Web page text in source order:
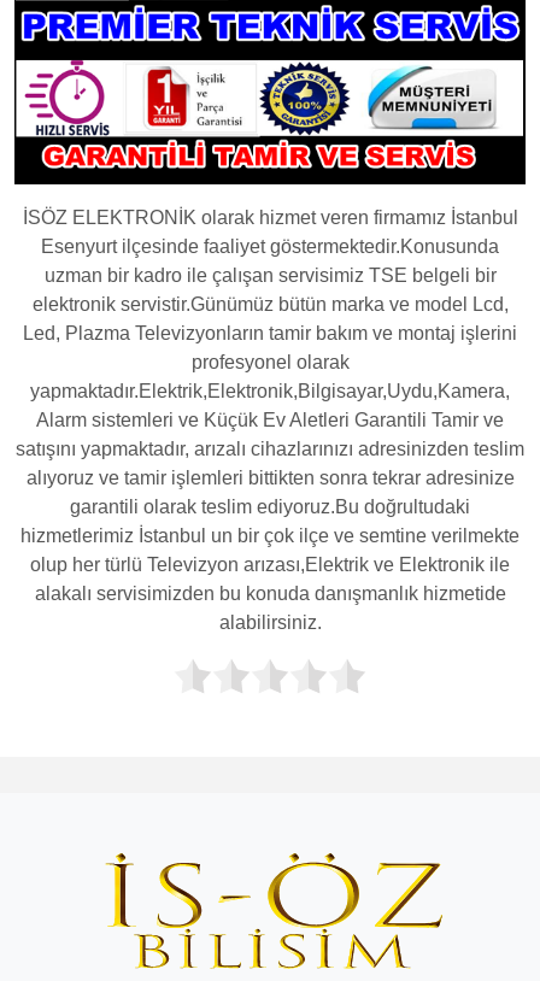
İSÖZ ELEKTRONİK olarak hizmet veren firmamız İstanbul
Esenyurt ilçesinde faaliyet göstermektedir.Konusunda
uzman bir kadro ile çalışan servisimiz TSE belgeli bir
elektronik servistir.Günümüz bütün marka ve model Lcd,
Led, Plazma Televizyonların tamir bakım ve montaj işlerini
profesyonel olarak
yapmaktadır.Elektrik,Elektronik,Bilgisayar,Uydu,Kamera,
Alarm sistemleri ve Küçük Ev Aletleri Garantili Tamir ve
satışını yapmaktadır, arızalı cihazlarınızı adresinizden teslim
alıyoruz ve tamir işlemleri bittikten sonra tekrar adresinize
garantili olarak teslim ediyoruz.Bu doğrultudaki
hizmetlerimiz İstanbul un bir çok ilçe ve semtine verilmekte
olup her türlü Televizyon arızası,Elektrik ve Elektronik ile
alakalı servisimizden bu konuda danışmanlık hizmetide
alabilirsiniz.